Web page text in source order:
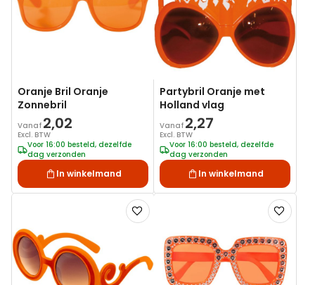
Oranje Bril Oranje
Zonnebril
Vanaf 2,02
Excl. BTW
Voor 16:00 besteld, dezelfde
dag verzonden
In winkelmand
Partybril Oranje met
Holland vlag
Vanaf 2,27
Excl. BTW
Voor 16:00 besteld, dezelfde
dag verzonden
In winkelmand
Voeg
toe
verlanglijst
Voeg
toe
aan